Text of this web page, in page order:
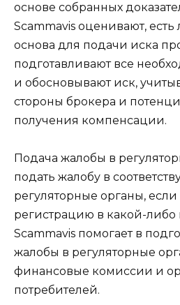
основе собранных
Scammavis оценивают,
основа для подачи иска
подготавливают все
и обосновывают иск,
стороны брокера и
получения компенсации.
Подача жалобы в
подать жалобу в
регуляторные органы,
регистрацию в какой-
Scammavis помогает в
жалобы в регуляторные
финансовые комиссии и
потребителей.